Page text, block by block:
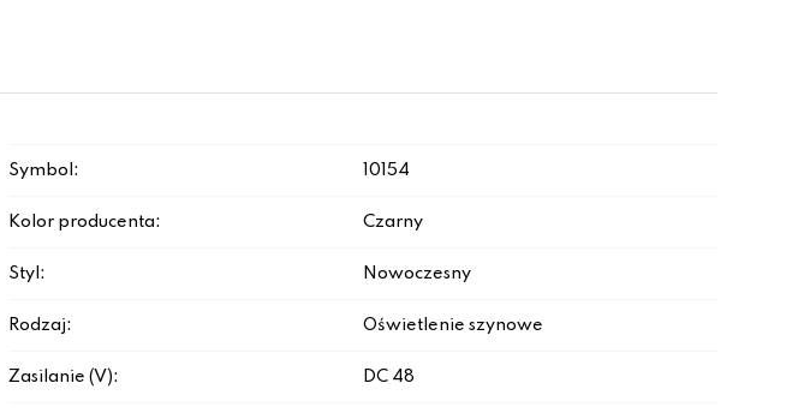
Symbol: 10154
Kolor producenta: Czarny
Styl: Nowoczesny
Rodzaj: Oświetlenie szynowe
Zasilanie (V): DC 48